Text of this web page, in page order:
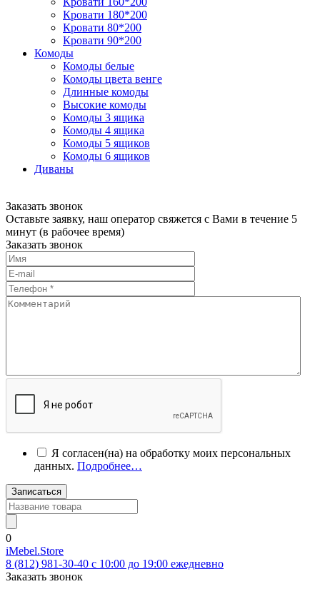
Кровати 180*200
Кровати 80*200
Кровати 90*200
Комоды
Комоды белые
Комоды цвета венге
Длинные комоды
Высокие комоды
Комоды 3 ящика
Комоды 4 ящика
Комоды 5 ящиков
Комоды 6 ящиков
Диваны
Заказать звонок
Оставьте заявку, наш оператор свяжется с Вами в течение 5
минут (в рабочее время)
Заказать звонок
Я согласен(на) на обработку моих персональных
данных. Подробнее…
Записаться
0
iMebel.Store
8 (812) 981-30-40 c 10:00 до 19:00 ежедневно
Заказать звонок